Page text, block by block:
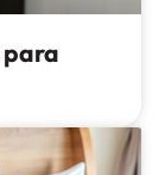
para